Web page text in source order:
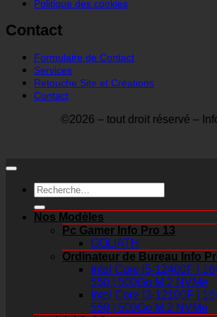
Politique des cookies
Contact
Formulaire de Contact
Services
Retouche Site et Créations
Contact
©2026 – tout droit réservé –
Recherche
pour :
Nos Modèles
Pc Gamer Info Pro 13
GOLIATH
Ordinateur de Bureau Info
Intel Core i5-12400F |
550 | 500Go M.2 NVMe
Intel Core I3-12100F |
550 | 500Go M.2 NVMe